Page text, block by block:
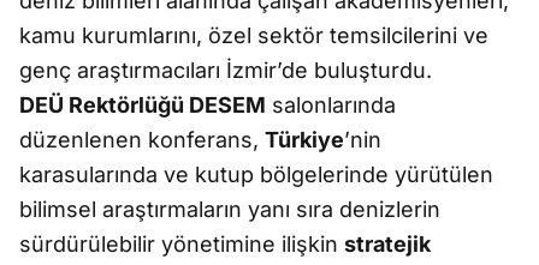
kamu kurumlarını, özel sektör temsilcilerini ve
genç araştırmacıları İzmir’de buluşturdu.
DEÜ Rektörlüğü DESEM salonlarında
düzenlenen konferans, Türkiye’nin
karasularında ve kutup bölgelerinde yürütülen
bilimsel araştırmaların yanı sıra denizlerin
sürdürülebilir yönetimine ilişkin stratejik